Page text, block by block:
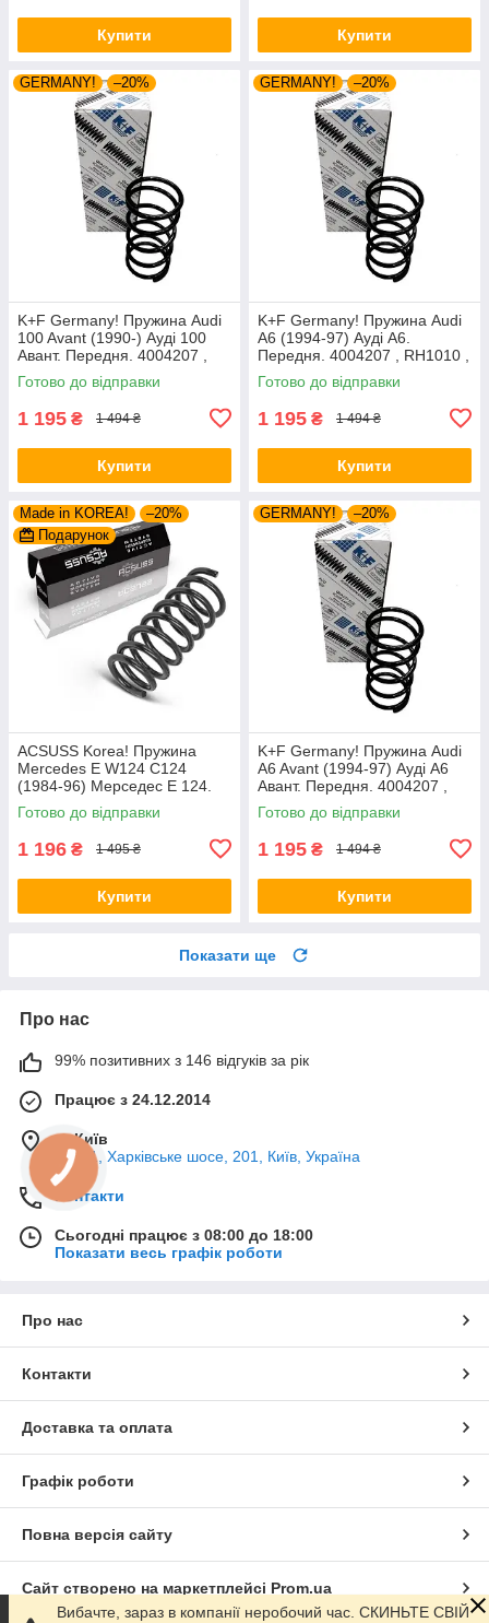
Купити Купити
GERMANY! –20%
K+F Germany! Пружина Audi
100 Avant (1990-) Ауді 100
Авант. Передня. 4004207 ,
RH1010 , 997224. К+Ф
Німеччина
Готово до відправки
1 195 ₴ 1 494 ₴
Купити
GERMANY! –20%
K+F Germany! Пружина Audi
A6 (1994-97) Ауді А6.
Передня. 4004207 , RH1010 ,
997224. К+Ф Німеччина
Готово до відправки
1 195 ₴ 1 494 ₴
Купити
Made in KOREA!
–20%
Подарунок
ACSUSS Korea! Пружина
Mercedes E W124 C124
(1984-96) Мерседес Е 124.
Задня. 4256803 , RD5084 ,
996072. Аксусс Корея
Готово до відправки
1 196 ₴ 1 495 ₴
Купити
GERMANY! –20%
K+F Germany! Пружина Audi
A6 Avant (1994-97) Ауді А6
Авант. Передня. 4004207 ,
RH1010 , 997224. К+Ф
Німеччина
Готово до відправки
1 195 ₴ 1 494 ₴
Купити
Показати ще
Про нас
99% позитивних з 146 відгуків за рік
Працює з 24.12.2014
м. Київ
02121, Харківське шосе, 201, Київ, Україна
Контакти
Сьогодні працює з 08:00 до 18:00
Показати весь графік роботи
Про нас
Контакти
Доставка та оплата
Графік роботи
Повна версія сайту
Сайт створено на маркетплейсі Prom.ua
Вибачте, зараз в компанії неробочий час. СКИНЬТЕ СВІЙ